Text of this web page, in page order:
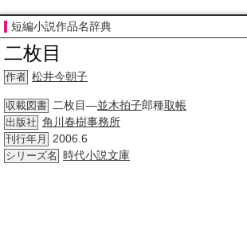
短編小説作品名辞典
二枚目
作者 松井今朝子
収載図書 二枚目―並木拍子郎種取帳
出版社 角川春樹事務所
刊行年月 2006.6
シリーズ名 時代小説文庫